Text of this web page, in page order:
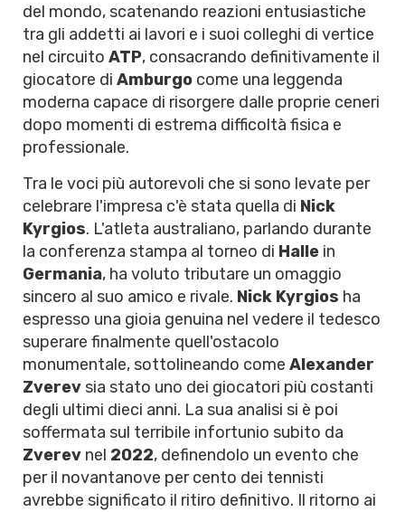
del mondo, scatenando reazioni entusiastiche
tra gli addetti ai lavori e i suoi colleghi di vertice
nel circuito ATP, consacrando definitivamente il
giocatore di Amburgo come una leggenda
moderna capace di risorgere dalle proprie ceneri
dopo momenti di estrema difficoltà fisica e
professionale.
Tra le voci più autorevoli che si sono levate per
celebrare l'impresa c'è stata quella di Nick
Kyrgios. L'atleta australiano, parlando durante
la conferenza stampa al torneo di Halle in
Germania, ha voluto tributare un omaggio
sincero al suo amico e rivale. Nick Kyrgios ha
espresso una gioia genuina nel vedere il tedesco
superare finalmente quell'ostacolo
monumentale, sottolineando come Alexander
Zverev sia stato uno dei giocatori più costanti
degli ultimi dieci anni. La sua analisi si è poi
soffermata sul terribile infortunio subito da
Zverev nel 2022, definendolo un evento che
per il novantanove per cento dei tennisti
avrebbe significato il ritiro definitivo. Il ritorno ai